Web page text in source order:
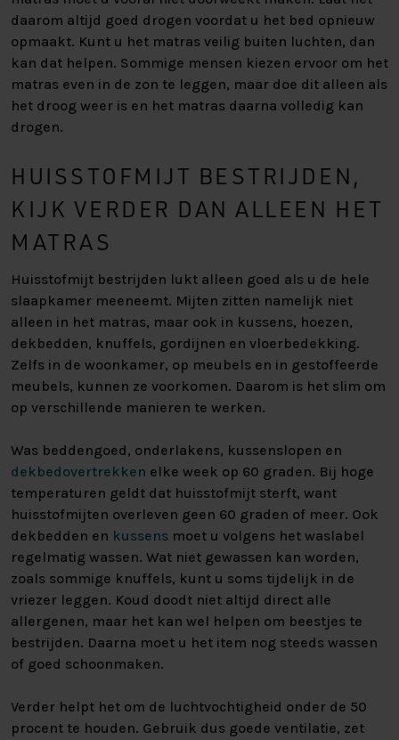
daarom altijd goed drogen voordat u het bed opnieuw
opmaakt. Kunt u het matras veilig buiten luchten, dan
kan dat helpen. Sommige mensen kiezen ervoor om het
matras even in de zon te leggen, maar doe dit alleen als
het droog weer is en het matras daarna volledig kan
drogen.
HUISSTOFMIJT BESTRIJDEN,
KIJK VERDER DAN ALLEEN HET
MATRAS
Huisstofmijt bestrijden lukt alleen goed als u de hele
slaapkamer meeneemt. Mijten zitten namelijk niet
alleen in het matras, maar ook in kussens, hoezen,
dekbedden, knuffels, gordijnen en vloerbedekking.
Zelfs in de woonkamer, op meubels en in gestoffeerde
meubels, kunnen ze voorkomen. Daarom is het slim om
op verschillende manieren te werken.
Was beddengoed, onderlakens, kussenslopen en
dekbedovertrekken elke week op 60 graden. Bij hoge
temperaturen geldt dat huisstofmijt sterft, want
huisstofmijten overleven geen 60 graden of meer. Ook
dekbedden en kussens moet u volgens het waslabel
regelmatig wassen. Wat niet gewassen kan worden,
zoals sommige knuffels, kunt u soms tijdelijk in de
vriezer leggen. Koud doodt niet altijd direct alle
allergenen, maar het kan wel helpen om beestjes te
bestrijden. Daarna moet u het item nog steeds wassen
of goed schoonmaken.
Verder helpt het om de luchtvochtigheid onder de 50
procent te houden. Gebruik dus goede ventilatie, zet